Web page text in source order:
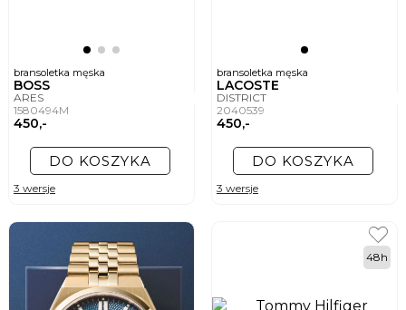
bransoletka męska
BOSS
ARES
1580494M
450,-
DO KOSZYKA
3 wersje
bransoletka męska
LACOSTE
DISTRICT
2040539
450,-
DO KOSZYKA
3 wersje
48h